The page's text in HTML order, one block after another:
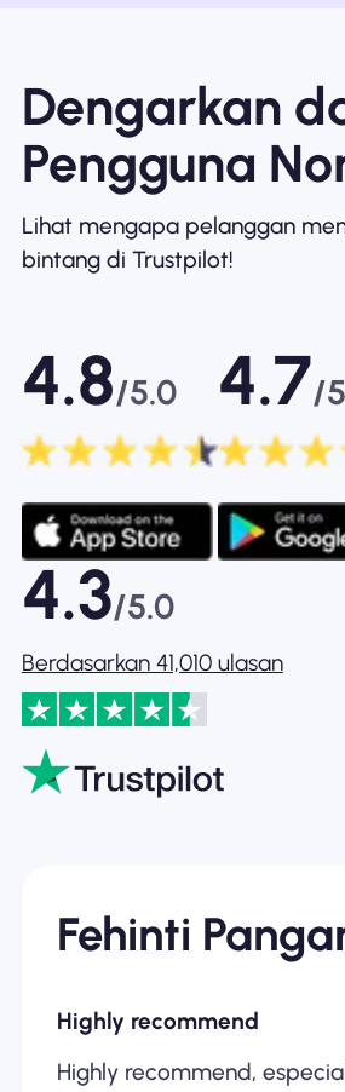
Dengarkan
Pengguna
Lihat mengapa pelanggan
bintang di Trustpilot!
4.8/5.0 4.7/
4.3/5.0
Berdasarkan 41,010 ulasan
Highly recommend
Highly recommend,